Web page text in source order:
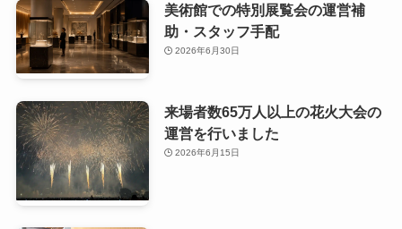
美術館での特別展覧会の運営補
助・スタッフ手配
2026年6月30日
来場者数65万人以上の花火大会の
運営を行いました
2026年6月15日